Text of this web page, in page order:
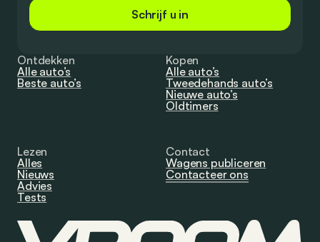
Schrijf u in
Ontdekken
Alle auto’s
Beste auto’s
Kopen
Alle auto’s
Tweedehands auto’s
Nieuwe auto’s
Oldtimers
Lezen
Alles
Nieuws
Advies
Tests
Contact
Wagens publiceren
Contacteer ons